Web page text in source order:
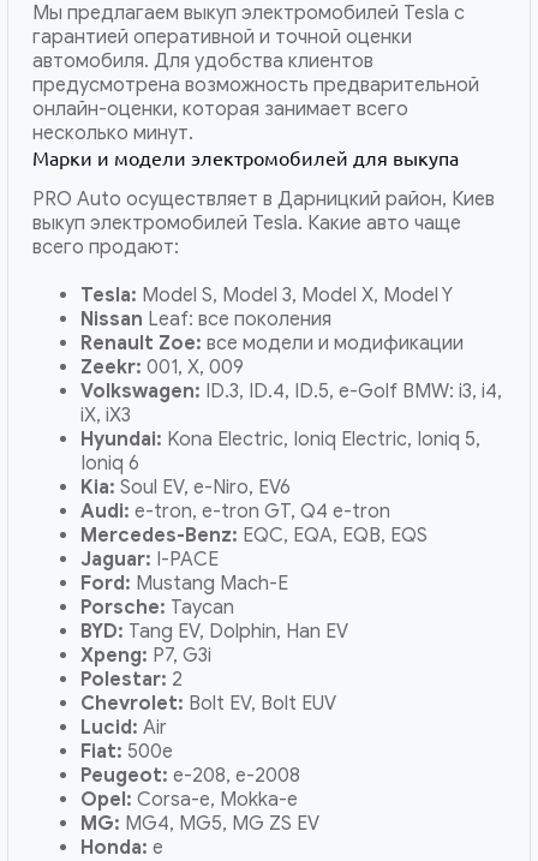
Мы предлагаем выкуп электромобилей Tesla с
гарантией оперативной и точной оценки
автомобиля. Для удобства клиентов
предусмотрена возможность предварительной
онлайн-оценки, которая занимает всего
несколько минут.
Марки и модели электромобилей для выкупа
PRO Auto осуществляет в Дарницкий район, Киев
выкуп электромобилей Tesla. Какие авто чаще
всего продают:
Tesla: Model S, Model 3, Model X, Model Y
Nissan Leaf: все поколения
Renault Zoe:все модели и модификации
Zeekr:001, X, 009
Volkswagen: ID.3, ID.4, ID.5, e-Golf BMW: i3, i4,
iX, iX3
Hyundai: Kona Electric, Ioniq Electric, Ioniq 5,
Ioniq 6
Kia: Soul EV, e-Niro, EV6
Audi:e-tron, e-tron GT, Q4 e-tron
Mercedes-Benz: EQC, EQA, EQB, EQS
Jaguar: I-PACE
Ford: Mustang Mach-E
Porsche: Taycan
BYD: Tang EV, Dolphin, Han EV
Xpeng: P7, G3i
Polestar: 2
Chevrolet: Bolt EV, Bolt EUV
Lucid:Air
Fiat: 500e
Peugeot:e-208, e-2008
Opel:Corsa-e, Mokka-e
MG: MG4, MG5, MG ZS EV
Honda:e